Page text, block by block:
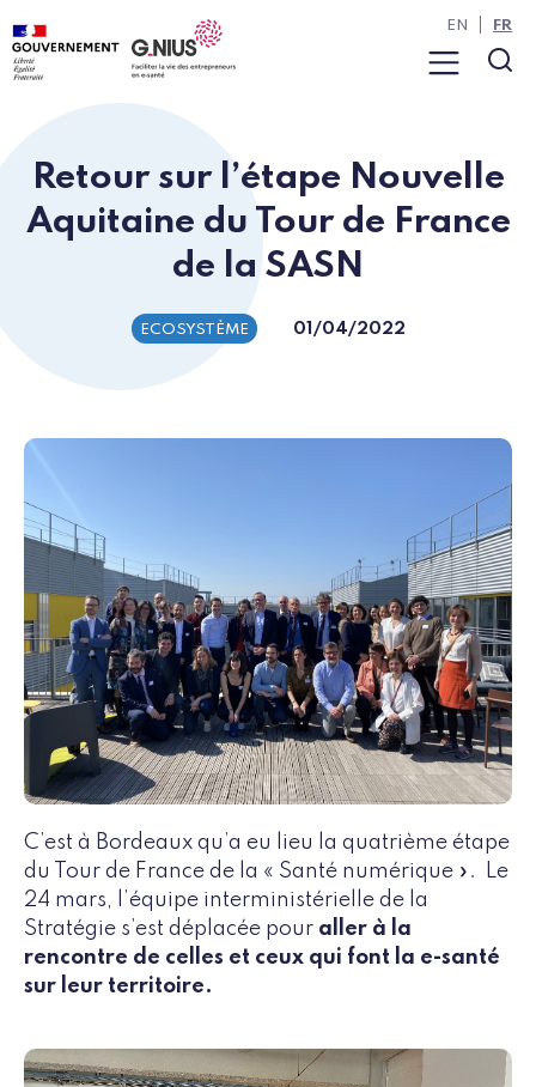
Panneau de gestion des cookies
Aller au contenu
Aller à la navigation
Menu
EN FR
Retour sur l’étape Nouvelle
Aquitaine du Tour de France
de la SASN
ECOSYSTÈME 01/04/2022
C’est à Bordeaux qu’a eu lieu la quatrième étape
du Tour de France de la « Santé numérique ». Le
24 mars, l’équipe interministérielle de la
Stratégie s’est déplacée pour aller à la
rencontre de celles et ceux qui font la e-santé
sur leur territoire.